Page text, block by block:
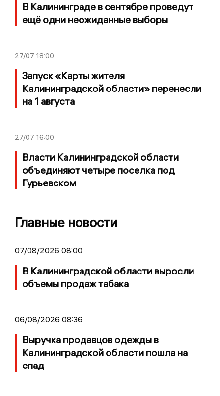
В Калининграде в сентябре проведут
ещё одни неожиданные выборы
27/07 18:00
Запуск «Карты жителя
Калининградской области» перенесли
на 1 августа
27/07 16:00
Власти Калининградской области
объединяют четыре поселка под
Гурьевском
Главные новости
07/08/2026 08:00
В Калининградской области выросли
объемы продаж табака
06/08/2026 08:36
Выручка продавцов одежды в
Калининградской области пошла на
спад